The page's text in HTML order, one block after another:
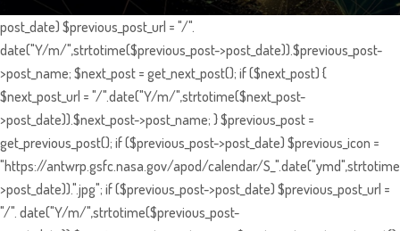
post_date) $previous_post_url = "/".
date("Y/m/",strtotime($previous_post->post_date)).$previous_post-
>post_name; $next_post = get_next_post(); if ($next_post) {
$next_post_url = "/".date("Y/m/",strtotime($next_post-
>post_date)).$next_post->post_name; } $previous_post =
get_previous_post(); if ($previous_post->post_date) $previous_icon =
"https://antwrp.gsfc.nasa.gov/apod/calendar/
>post_date)).".jpg"; if ($previous_post->post_date) $previous_post_url =
"/". date("Y/m/",strtotime($previous_post-